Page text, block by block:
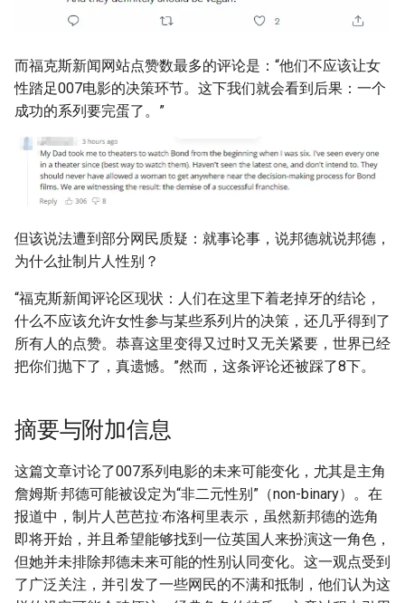
而福克斯新闻网站点赞数最多的评论是：“他们不应该让女
性踏足007电影的决策环节。这下我们就会看到后果：一个
成功的系列要完蛋了。”
但该说法遭到部分网民质疑：就事论事，说邦德就说邦德，
为什么扯制片人性别？
“福克斯新闻评论区现状：人们在这里下着老掉牙的结论，
什么不应该允许女性参与某些系列片的决策，还几乎得到了
所有人的点赞。恭喜这里变得又过时又无关紧要，世界已经
把你们抛下了，真遗憾。”然而，这条评论还被踩了8下。
摘要与附加信息
这篇文章讨论了007系列电影的未来可能变化，尤其是主角
詹姆斯·邦德可能被设定为“非二元性别”（non-binary）。在
报道中，制片人芭芭拉·布洛柯里表示，虽然新邦德的选角
即将开始，并且希望能够找到一位英国人来扮演这一角色，
但她并未排除邦德未来可能的性别认同变化。这一观点受到
了广泛关注，并引发了一些网民的不满和抵制，他们认为这